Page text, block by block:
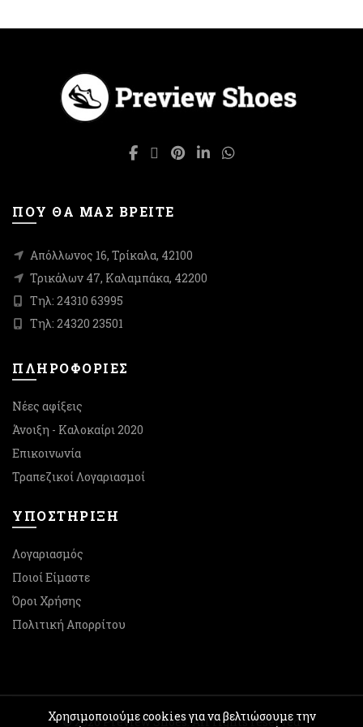
Οι
να
επιλεγούν
στη
του
ΠΟΥ ΘΑ ΜΑΣ ΒΡΕΙΤΕ
Απόλλωνος 16, Τρίκαλα, 42100
Τρικάλων 47, Καλαμπάκα, 42200
Τηλ: 24310 63995
Τηλ: 24320 23501
ΠΛΗΡΟΦΟΡΙΕΣ
Νέες αφίξεις
Άνοιξη - Καλοκαίρι 2020
Επικοινωνία
Τραπεζικοί Λογαριασμοί
ΥΠΟΣΤΉΡΙΞΗ
Λογαριασμός
Ποιοί Είμαστε
Όροι Χρήσης
Πολιτική Απορρίτου
© 2026Preview Shoes . All rights reserved
Χρησιμοποιούμε cookies για να βελτιώσουμε την